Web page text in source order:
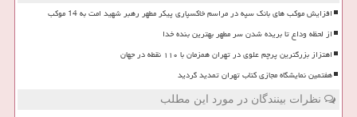
افزایش موکب های بانک سپه در مراسم خاکسپاری پیکر مطهر رهبر شهید امت به 14 موکب
از لحظه وداع تا بریده شدن سر مطهر بهترین بنده خدا
اهتزاز بزرگترین پرچم علوی در تهران همزمان با ۱۱۰ نقطه در جهان
هفتمین نمایشگاه مجازی کتاب تهران تمدید گردید
نظرات بینندگان در مورد این مطلب